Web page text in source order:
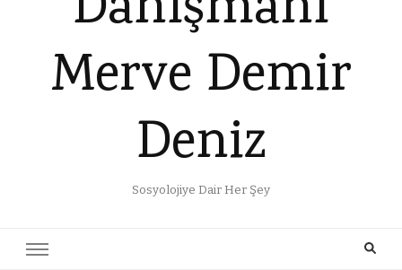
Merve Demir
Deniz
Sosyolojiye Dair Her Şey